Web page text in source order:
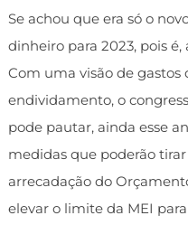
Se achou que era só o
dinheiro para 2023, pois
Com uma visão de
endividamento, o
pode pautar, ainda esse
medidas que poderão
arrecadação do
elevar o limite da MEI